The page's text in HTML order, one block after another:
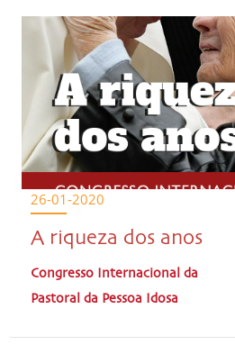
26-01-2020
A riqueza dos anos
Congresso Internacional da
Pastoral da Pessoa Idosa